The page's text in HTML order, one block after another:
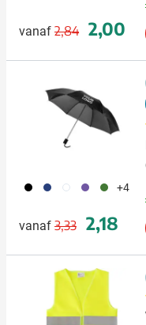
vanaf
Normale prijs
2,84
Speciale
2,00
001 023 002 024 004 +4
vanaf
Normale prijs
3,33
Speciale prijs
2,18